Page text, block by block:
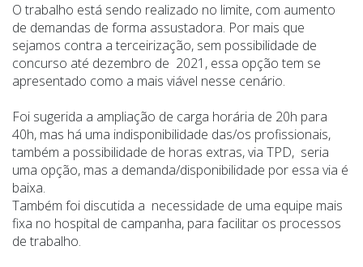
O trabalho está sendo realizado no limite, com aumento
de demandas de forma assustadora. Por mais que
sejamos contra a terceirização, sem possibilidade de
concurso até dezembro de 2021, essa opção tem se
apresentado como a mais viável nesse cenário.
Foi sugerida a ampliação de carga horária de 20h para
40h, mas há uma indisponibilidade das/os profissionais,
também a possibilidade de horas extras, via TPD, seria
uma opção, mas a demanda/disponibilidade por essa via é
baixa.
Também foi discutida a necessidade de uma equipe mais
fixa no hospital de campanha, para facilitar os processos
de trabalho.